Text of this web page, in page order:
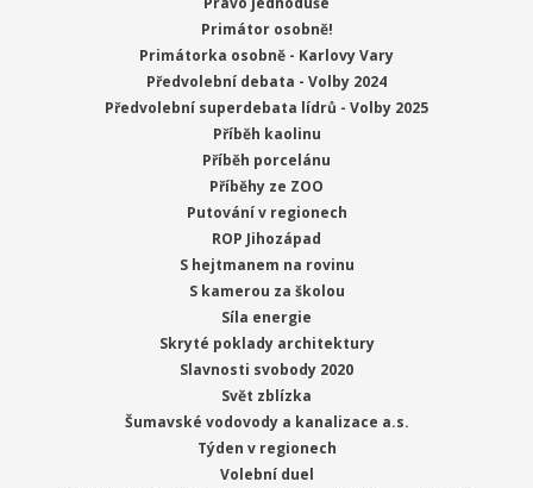
Primátor osobně!
Primátorka osobně - Karlovy Vary
Předvolební debata - Volby 2024
Předvolební superdebata lídrů - Volby 2025
Příběh kaolinu
Příběh porcelánu
Příběhy ze ZOO
Putování v regionech
ROP Jihozápad
S hejtmanem na rovinu
S kamerou za školou
Síla energie
Skryté poklady architektury
Slavnosti svobody 2020
Svět zblízka
Šumavské vodovody a kanalizace a.s.
Týden v regionech
Volební duel